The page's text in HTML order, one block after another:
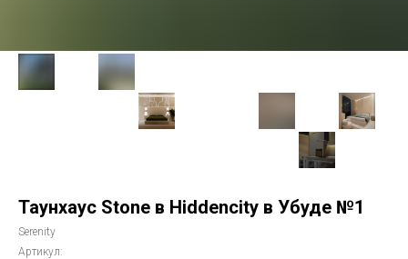
Таунхаус Stone в Hiddencity в Убуде №1
Serenity
Артикул: